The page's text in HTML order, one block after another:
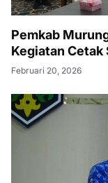
Pemkab
Kegiatan Cetak
Februari 20, 2026